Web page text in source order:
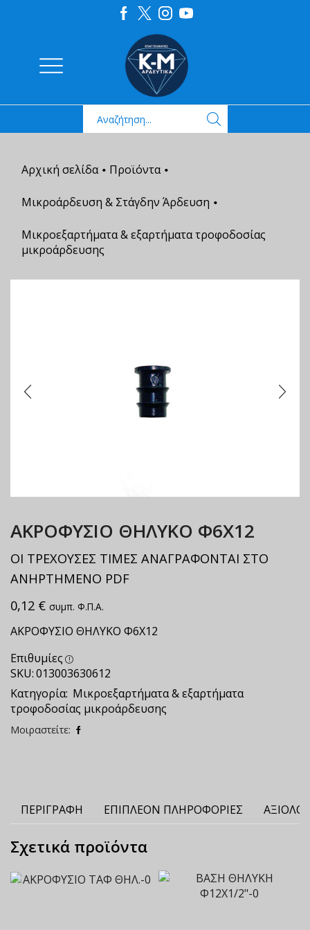
Αρχική σελίδα • Προϊόντα •
Μικροάρδευση & Στάγδην Άρδευση •
Μικροεξαρτήματα & εξαρτήματα τροφοδοσίας
μικροάρδευσης
ΑΚΡΟΦΥΣΙΟ ΘΗΛΥΚΟ Φ6Χ12
ΟΙ ΤΡΕΧΟΥΣΕΣ ΤΙΜΕΣ ΑΝΑΓΡΑΦΟΝΤΑΙ ΣΤΟ
ΑΝΗΡΤΗΜΕΝΟ PDF
0,12 € συμπ. Φ.Π.Α.
ΑΚΡΟΦΥΣΙΟ ΘΗΛΥΚΟ Φ6Χ12
Επιθυμίες
SKU:013003630612
Κατηγορία: Μικροεξαρτήματα & εξαρτήματα
τροφοδοσίας μικροάρδευσης
Μοιραστείτε:
ΠΕΡΙΓΡΑΦΉ ΕΠΙΠΛΈΟΝ ΠΛΗΡΟΦΟΡΊΕΣ
Σχετικά προϊόντα